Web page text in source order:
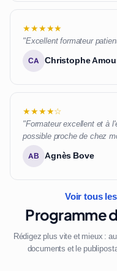
★★★★★
"Excellent formateur
CA Christophe
★★★★☆
"Formateur excellent et à
possible proche de chez
AB Agnès Bove
Voir tous
Programme
Rédigez plus vite et mieux :
documents et le